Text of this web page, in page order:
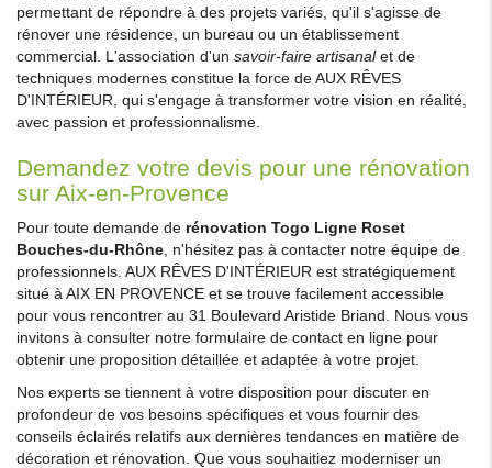
permettant de répondre à des projets variés, qu'il s'agisse de
rénover une résidence, un bureau ou un établissement
commercial. L'association d'un savoir-faire artisanalet de
techniques modernes constitue la force de AUX RÊVES
D'INTÉRIEUR, qui s'engage à transformer votre vision en réalité,
avec passion et professionnalisme.
Demandez votre devis pour une rénovation
sur Aix-en-Provence
Pour toute demande de rénovation Togo Ligne Roset
Bouches-du-Rhône , n'hésitez pas à contacter notre équipe de
professionnels. AUX RÊVES D'INTÉRIEUR est stratégiquement
situé à AIX EN PROVENCE et se trouve facilement accessible
pour vous rencontrer au 31 Boulevard Aristide Briand. Nous vous
invitons à consulter notre formulaire de contact en ligne pour
obtenir une proposition détaillée et adaptée à votre projet.
Nos experts se tiennent à votre disposition pour discuter en
profondeur de vos besoins spécifiques et vous fournir des
conseils éclairés relatifs aux dernières tendances en matière de
décoration et rénovation. Que vous souhaitiez moderniser un